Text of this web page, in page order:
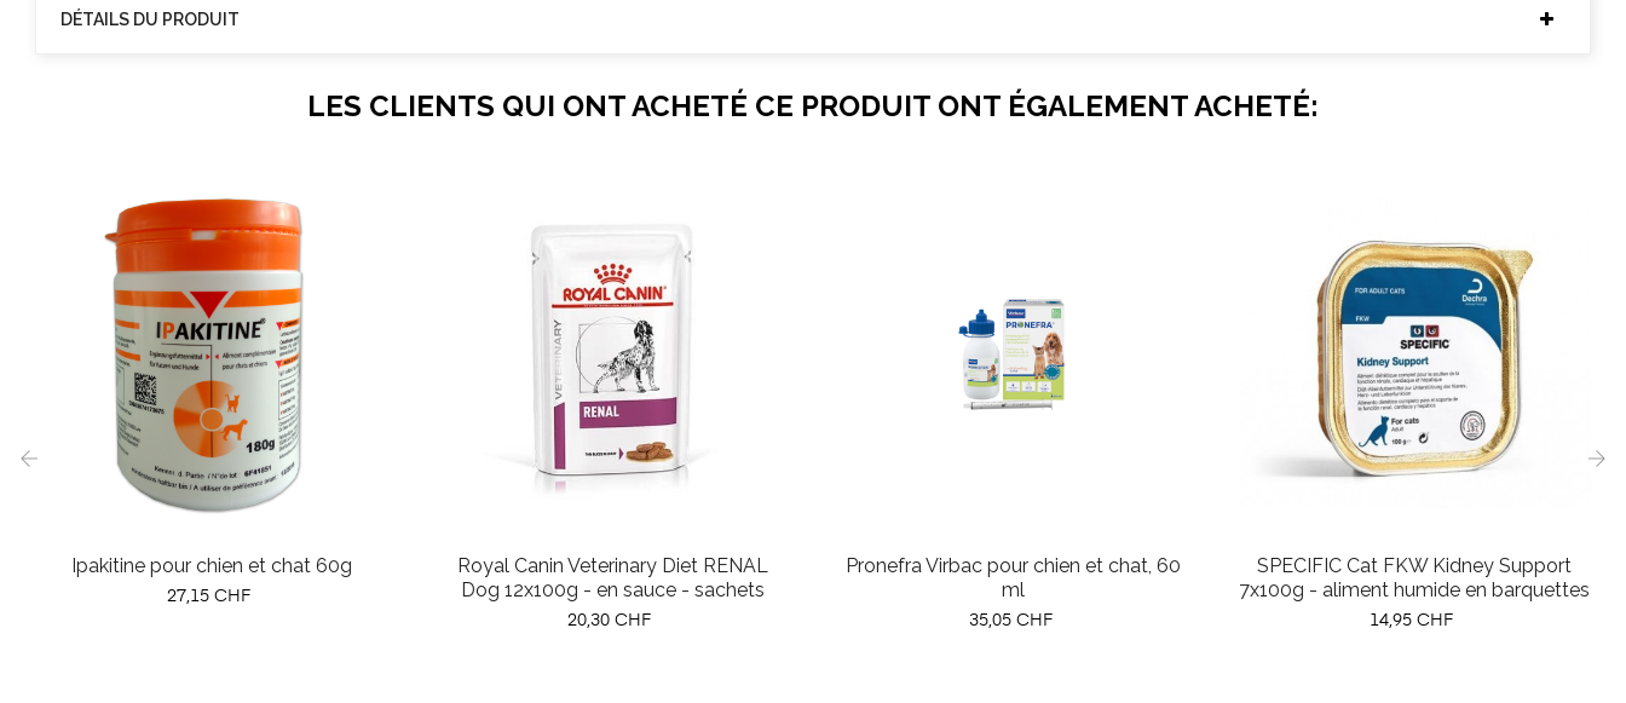
DÉTAILS DU PRODUIT
LES CLIENTS QUI ONT ACHETÉ CE PRODUIT ONT ÉGALEMENT ACHETÉ:
Ipakitine pour chien et chat 60g
Prix
27,15 CHF
Royal Canin Veterinary Diet RENAL
Dog 12x100g - en sauce - sachets
Prix
20,30 CHF
Pronefra Virbac pour chien et chat, 60
ml
Prix
35,05 CHF
SPECIFIC Cat FKW Kidney Support
7x100g - aliment humide en barquettes
Prix
14,95 CHF